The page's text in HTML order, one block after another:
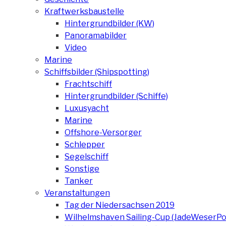
Kraftwerksbaustelle
Hintergrundbilder (KW)
Panoramabilder
Video
Marine
Schiffsbilder (Shipspotting)
Frachtschiff
Hintergrundbilder (Schiffe)
Luxusyacht
Marine
Offshore-Versorger
Schlepper
Segelschiff
Sonstige
Tanker
Veranstaltungen
Tag der Niedersachsen 2019
Wilhelmshaven Sailing-Cup